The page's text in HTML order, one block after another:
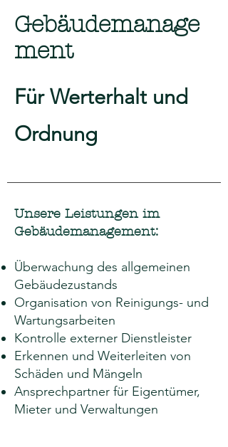
Gebäudemanage
ment
Für Werterhalt und
Ordnung
Unsere Leistungen im
Gebäudemanagement:
Überwachung des allgemeinen
Gebäudezustands
Organisation von Reinigungs- und
Wartungsarbeiten
Kontrolle externer Dienstleister
Erkennen und Weiterleiten von
Schäden und Mängeln
Ansprechpartner für Eigentümer,
Mieter und Verwaltungen